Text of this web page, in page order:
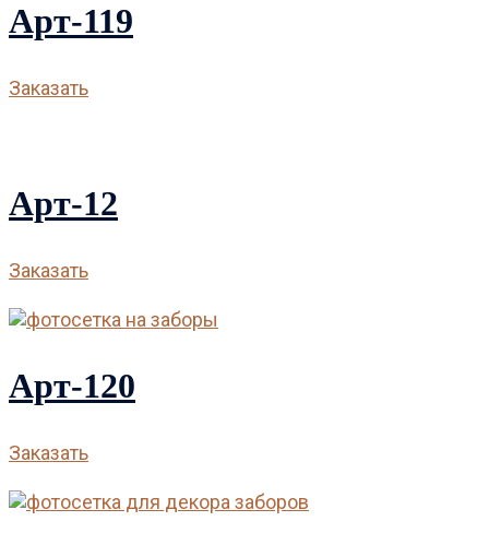
Арт-119
Заказать
Арт-12
Заказать
Арт-120
Заказать